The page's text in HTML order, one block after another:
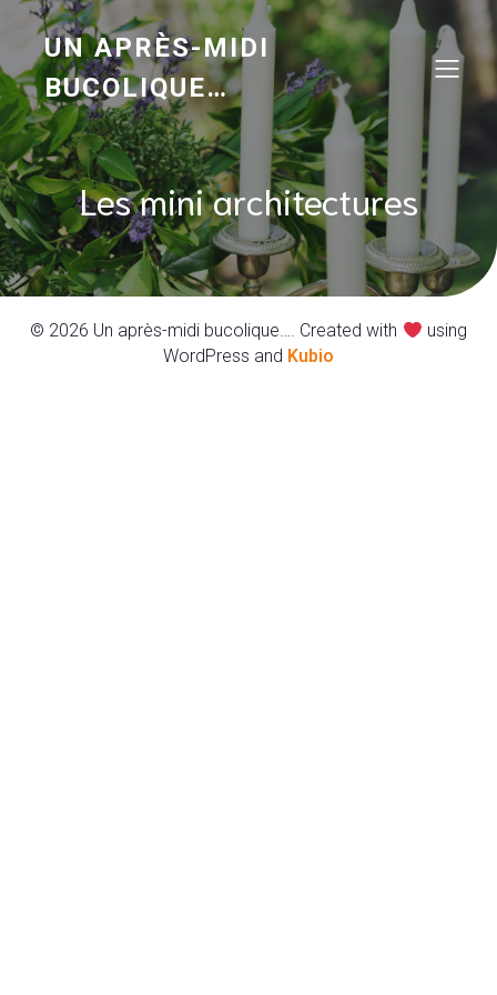
UN APRÈS-MIDI
BUCOLIQUE…
Les mini architectures
© 2026 Un après-midi bucolique…. Created with
using
WordPress and Kubio